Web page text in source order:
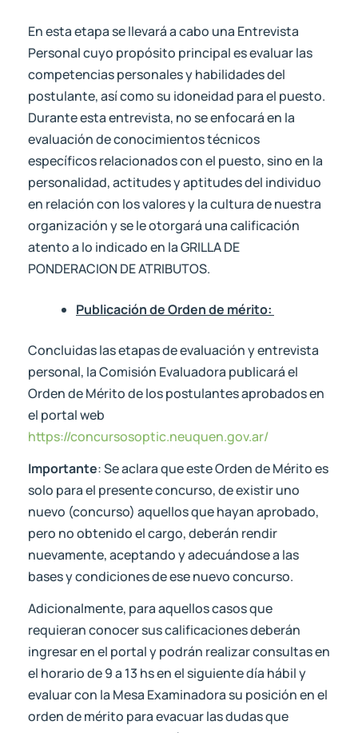
En esta etapa se llevará a cabo una Entrevista
Personal cuyo propósito principal es evaluar las
competencias personales y habilidades del
postulante, así como su idoneidad para el puesto.
Durante esta entrevista, no se enfocará en la
evaluación de conocimientos técnicos
específicos relacionados con el puesto, sino en la
personalidad, actitudes y aptitudes del individuo
en relación con los valores y la cultura de nuestra
organización y se le otorgará una calificación
atento a lo indicado en la GRILLA DE
PONDERACION DE ATRIBUTOS.
Publicación de Orden de mérito:
Concluidas las etapas de evaluación y entrevista
personal, la Comisión Evaluadora publicará el
Orden de Mérito de los postulantes aprobados en
el portal web
https://concursosoptic.neuquen.gov.ar/
Importante: Se aclara que este Orden de Mérito es
solo para el presente concurso, de existir uno
nuevo (concurso) aquellos que hayan aprobado,
pero no obtenido el cargo, deberán rendir
nuevamente, aceptando y adecuándose a las
bases y condiciones de ese nuevo concurso.
Adicionalmente, para aquellos casos que
requieran conocer sus calificaciones deberán
ingresar en el portal y podrán realizar consultas en
el horario de 9 a 13 hs en el siguiente día hábil y
evaluar con la Mesa Examinadora su posición en el
orden de mérito para evacuar las dudas que